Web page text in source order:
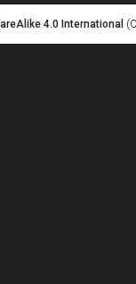
4.0 International